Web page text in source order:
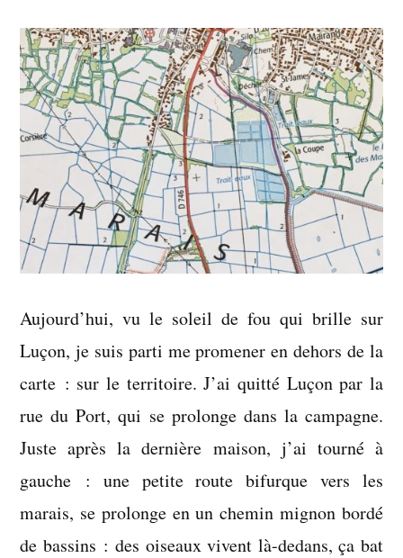
Aujourd’hui, vu le soleil de fou qui brille sur
Luçon, je suis parti me promener en dehors de la
carte : sur le territoire. J’ai quitté Luçon par la
rue du Port, qui se prolonge dans la campagne.
Juste après la dernière maison, j’ai tourné à
gauche : une petite route bifurque vers les
marais, se prolonge en un chemin mignon bordé
de bassins : des oiseaux vivent là-dedans, ça bat